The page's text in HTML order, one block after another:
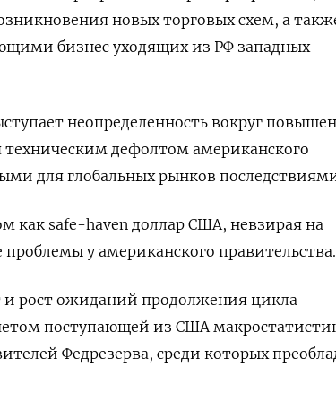
новых торговых схем, а
бизнес уходящих из РФ западных
неопределенность вокруг
техническим дефолтом американского
для глобальных рынков
как safe-haven доллар США, невзирая на
у американского правительства.
и рост ожиданий продолжения цикла
поступающей из США
Федрезерва, среди которых